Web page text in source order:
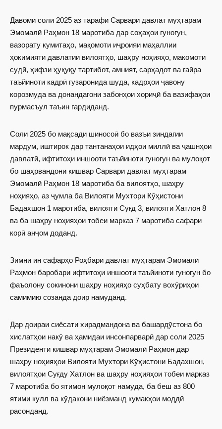
Давоми соли 2025 аз тарафи Сарвари давлат муҳтарам
Эмомалӣ Раҳмон 18 маротиба дар соҳаҳои гуногун,
вазорату кумитаҳо, мақомоти иҷроияи маҳаллии
ҳокимияти давлатии вилоятҳо, шаҳру ноҳияҳо, макомоти
судӣ, ҳифзи ҳуқуқу тартибот, амният, сарҳадот ва ғайра
таъйиноти кадрӣ гузаронида шуда, кадрҳои ҷавону
корозмуда ва донандагони забонҳои хориҷӣ ба вазифаҳои
пурмасъул таъин гардиданд.
Соли 2025 бо мақсади шиносоӣ бо вазъи зиндагии
мардум, иштирок дар тантанаҳои идҳои миллӣ ва ҷашнҳои
давлатӣ, ифтитоҳи иншооти таъйиноти гуногун ва мулоқот
бо шаҳрвандони кишвар Сарвари давлат муҳтарам
Эмомалӣ Раҳмон 18 маротиба ба вилоятҳо, шаҳру
ноҳияҳо, аз ҷумла ба Вилояти Мухтори Кӯҳистони
Бадахшон 1 маротиба, вилояти Суғд 3, вилояти Хатлон 8
ва ба шаҳру ноҳияҳои тобеи марказ 7 маротиба сафари
корӣ анҷом доданд.
Зимни ин сафарҳо Роҳбари давлат муҳтарам Эмомалӣ
Раҳмон баробари ифтитоҳи иншооти таъйиноти гуногун бо
фаъолону сокинони шаҳру ноҳияҳо суҳбату вохӯриҳои
самимию созанда доир намуданд.
Дар доираи сиёсати хирадмандона ва башардӯстона бо
хислатҳои накӯ ва ҳамидаи инсонпарварӣ дар соли 2025
Президенти кишвар муҳтарам Эмомалӣ Раҳмон дар
шаҳру ноҳияҳои Вилояти Мухтори Кӯҳистони Бадахшон,
вилоятҳои Суғду Хатлон ва шаҳру ноҳияҳои тобеи марказ
7 маротиба бо ятимон мулоқот намуда, ба беш аз 800
ятими кулл ва кӯдакони ниёзманд кумакҳои моддӣ
расонданд.